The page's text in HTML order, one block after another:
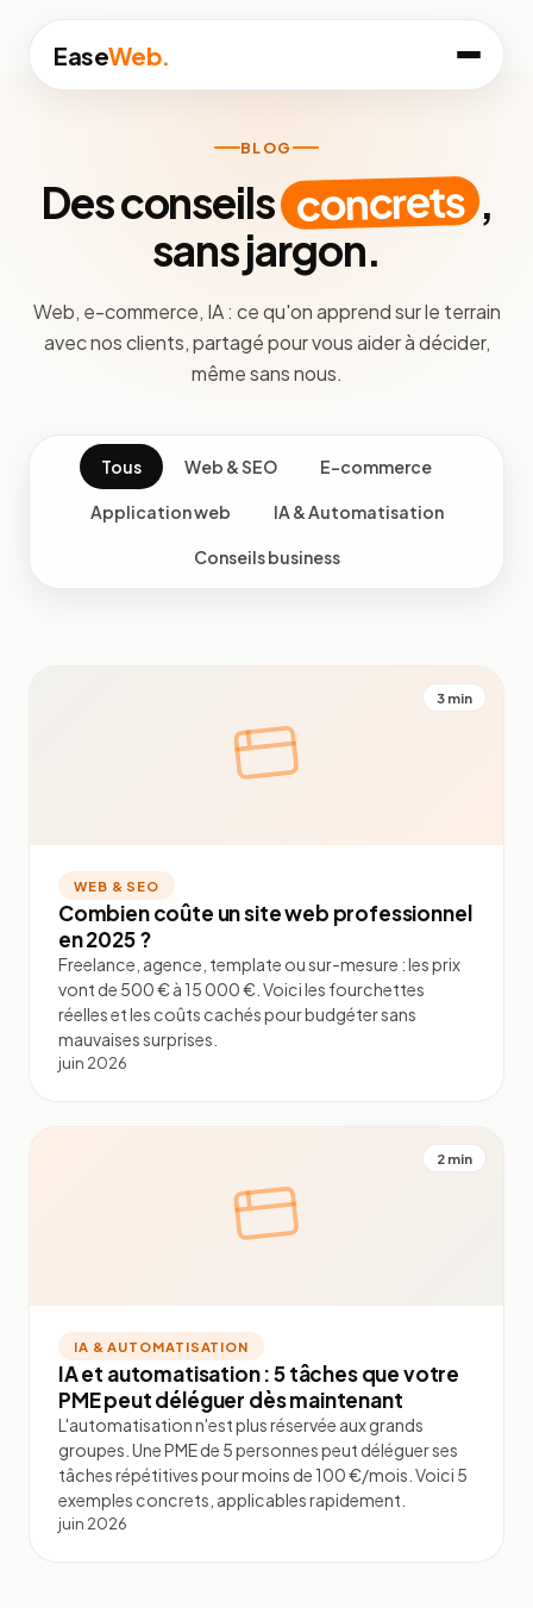
EaseWeb.
BLOG
Des conseils concrets ,
sans jargon.
Web, e-commerce, IA : ce qu'on apprend sur le terrain
avec nos clients, partagé pour vous aider à décider,
même sans nous.
Tous Web & SEO E-commerce
Application web IA & Automatisation
Conseils business
3 min
WEB & SEO
Combien coûte un site web professionnel
en 2025 ?
Freelance, agence, template ou sur-mesure : les prix
vont de 500 € à 15 000 €. Voici les fourchettes
réelles et les coûts cachés pour budgéter sans
mauvaises surprises.
juin 2026
2 min
IA & AUTOMATISATION
IA et automatisation : 5 tâches que votre
PME peut déléguer dès maintenant
L'automatisation n'est plus réservée aux grands
groupes. Une PME de 5 personnes peut déléguer ses
tâches répétitives pour moins de 100 €/mois. Voici 5
exemples concrets, applicables rapidement.
juin 2026